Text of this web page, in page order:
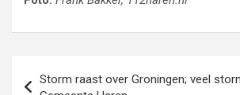
Storm raast over Groningen; veel